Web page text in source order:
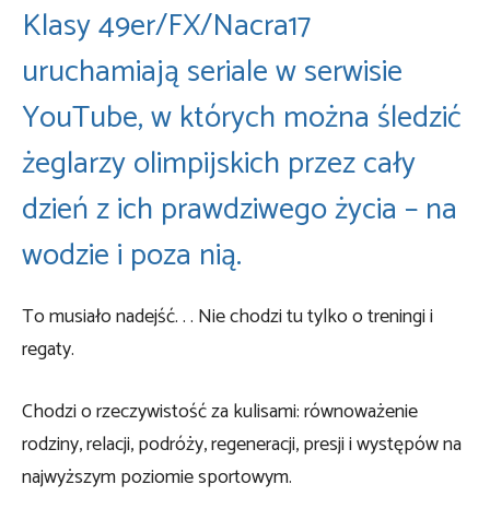
Klasy 49er/FX/Nacra17
uruchamiają seriale w serwisie
YouTube, w których można śledzić
żeglarzy olimpijskich przez cały
dzień z ich prawdziwego życia – na
wodzie i poza nią.
To musiało nadejść. . . Nie chodzi tu tylko o treningi i
regaty.
Chodzi o rzeczywistość za kulisami: równoważenie
rodziny, relacji, podróży, regeneracji, presji i występów na
najwyższym poziomie sportowym.